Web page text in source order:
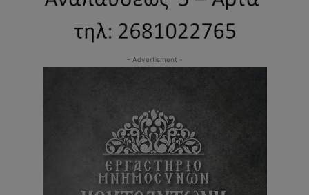
- Advertisment -